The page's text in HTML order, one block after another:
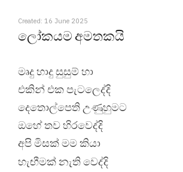
Created: 16 June 2025
ලෝකයම අමතකයි
මෘදු හාදු සුසුම් හා
එකින් එක පැටලෙද්දි
දෙතොල්පෙති උණුහුමට
ඔහේ තව හිරවෙද්දි
අපි මිසක් මම කියා
හැඟීමක් නැති වෙද්දි